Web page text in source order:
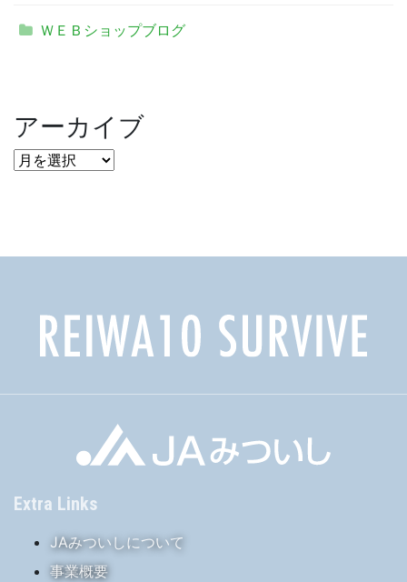
ＷＥＢショップブログ
アーカイブ
ア
Extra Links
JAみついしについて
事業概要